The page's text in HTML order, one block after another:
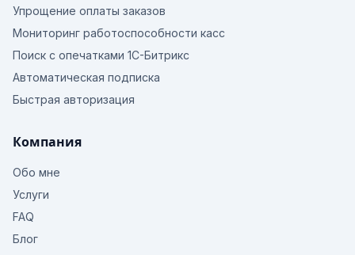
Упрощение оплаты заказов
Мониторинг работоспособности касс
Поиск с опечатками 1С-Битрикс
Автоматическая подписка
Быстрая авторизация
Компания
Обо мне
Услуги
FAQ
Блог